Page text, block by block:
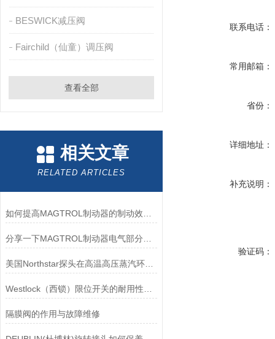
BESWICK减压阀
Fairchild（仙童）调压阀
查看全部
相关文章
RELATED ARTICLES
美国Northstar探头在高温高压蒸汽环境下的液位测量可靠性
隔膜阀的作用与故障维修
联系电话：
常用邮箱：
省份：
详细地址：
补充说明：
验证码：